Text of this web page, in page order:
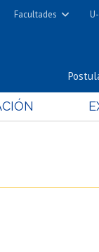
Facultades
Cs. Físicas y
Cs. Químicas y